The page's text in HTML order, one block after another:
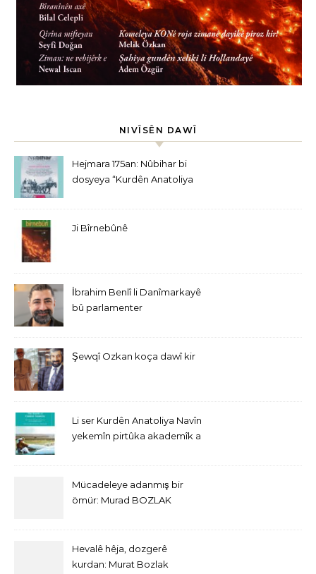
NIVÎSÊN DAWÎ
Hejmara 175an: Nûbihar bi
dosyeya “Kurdên Anatoliya
Ji Bîrnebûnê
İbrahim Benlî li Danîmarkayê
bû parlamenter
Şewqî Ozkan koça dawî kir
Li ser Kurdên Anatoliya Navîn
yekemîn pirtûka akademîk a
Mücadeleye adanmış bir
ömür: Murad BOZLAK
Hevalê hêja, dozgerê
kurdan: Murat Bozlak